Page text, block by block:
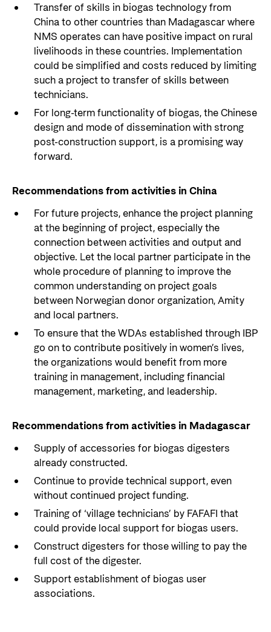
Transfer of skills in biogas technology from
China to other countries than Madagascar where
NMS operates can have positive impact on rural
livelihoods in these countries. Implementation
could be simplified and costs reduced by limiting
such a project to transfer of skills between
technicians.
For long-term functionality of biogas, the Chinese
design and mode of dissemination with strong
post-construction support, is a promising way
forward.
Recommendations from activities in China
For future projects, enhance the project planning
at the beginning of project, especially the
connection between activities and output and
objective. Let the local partner participate in the
whole procedure of planning to improve the
common understanding on project goals
between Norwegian donor organization, Amity
and local partners.
To ensure that the WDAs established through IBP
go on to contribute positively in women’s lives,
the organizations would benefit from more
training in management, including financial
management, marketing, and leadership.
Recommendations from activities in Madagascar
Supply of accessories for biogas digesters
already constructed.
Continue to provide technical support, even
without continued project funding.
Training of ‘village technicians’ by FAFAFI that
could provide local support for biogas users.
Construct digesters for those willing to pay the
full cost of the digester.
Support establishment of biogas user
associations.